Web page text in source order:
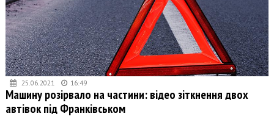
25.06.2021 16:49
Машину розірвало на частини: відео зіткнення двох
автівок під Франківськом